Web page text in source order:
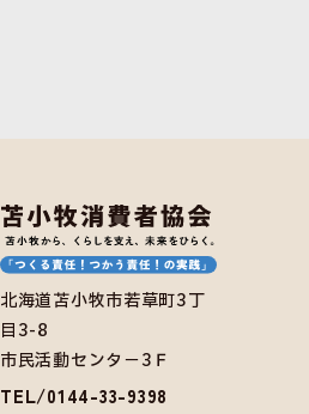
北海道苫小牧市若草町3丁
目3-8
市民活動センタ－3Ｆ
TEL/0144-33-9398